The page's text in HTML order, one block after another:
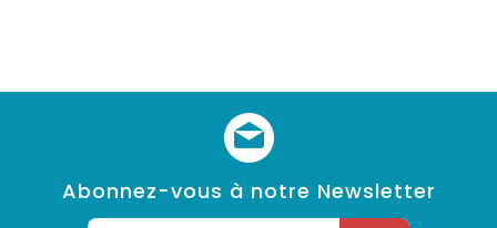
Abonnez-vous à notre Newsletter